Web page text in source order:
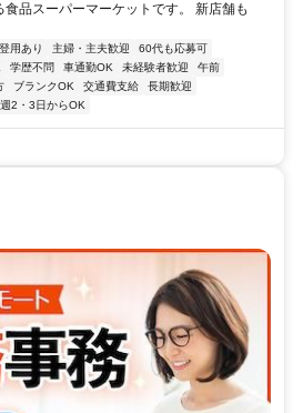
品スーパーマーケットです。 新店舗も
用あり 主婦・主夫歓迎
60代も応募可
学歴不問 車通勤OK 未経験者歓迎
午前
ブランクOK 交通費支給
長期歓迎
週2・3日からOK